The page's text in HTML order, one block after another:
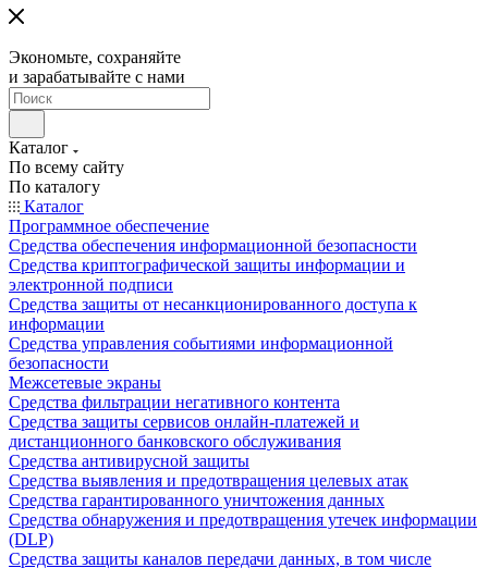
Экономьте, сохраняйте
и зарабатывайте с нами
Каталог
По всему сайту
По каталогу
Каталог
Программное обеспечение
Средства обеспечения информационной безопасности
Средства криптографической защиты информации и
электронной подписи
Средства защиты от несанкционированного доступа к
информации
Средства управления событиями информационной
безопасности
Межсетевые экраны
Средства фильтрации негативного контента
Средства защиты сервисов онлайн-платежей и
дистанционного банковского обслуживания
Средства антивирусной защиты
Средства выявления и предотвращения целевых атак
Средства гарантированного уничтожения данных
Средства обнаружения и предотвращения утечек информации
(DLP)
Средства защиты каналов передачи данных, в том числе